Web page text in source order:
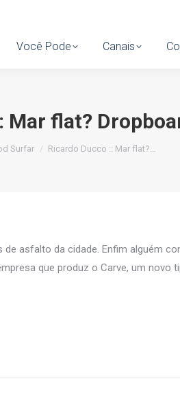
Você Pode Canais
Mar flat?
Surfar Ricardo Ducco :: Mar flat?…
asfalto da cidade. Enfim alguém
que produz o Carve, um novo
Você Pode Canais